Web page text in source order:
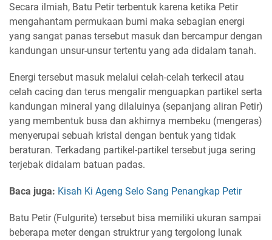
Secara ilmiah, Batu Petir terbentuk karena ketika Petir
mengahantam permukaan bumi maka sebagian energi
yang sangat panas tersebut masuk dan bercampur dengan
kandungan unsur-unsur tertentu yang ada didalam tanah.
Energi tersebut masuk melalui celah-celah terkecil atau
celah cacing dan terus mengalir menguapkan partikel serta
kandungan mineral yang dilaluinya (sepanjang aliran Petir)
yang membentuk busa dan akhirnya membeku (mengeras)
menyerupai sebuah kristal dengan bentuk yang tidak
beraturan. Terkadang partikel-partikel tersebut juga sering
terjebak didalam batuan padas.
Baca juga: Kisah Ki Ageng Selo Sang Penangkap Petir
Batu Petir (Fulgurite) tersebut bisa memiliki ukuran sampai
beberapa meter dengan struktrur yang tergolong lunak